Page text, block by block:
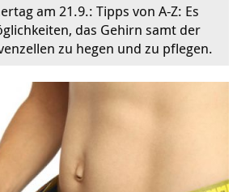
am 21.9.: Tipps von A-Z: Es
das Gehirn samt der
zu hegen und zu pflegen.